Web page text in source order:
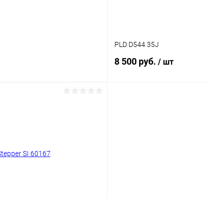
PLD D544 35J
8 500 руб. / шт